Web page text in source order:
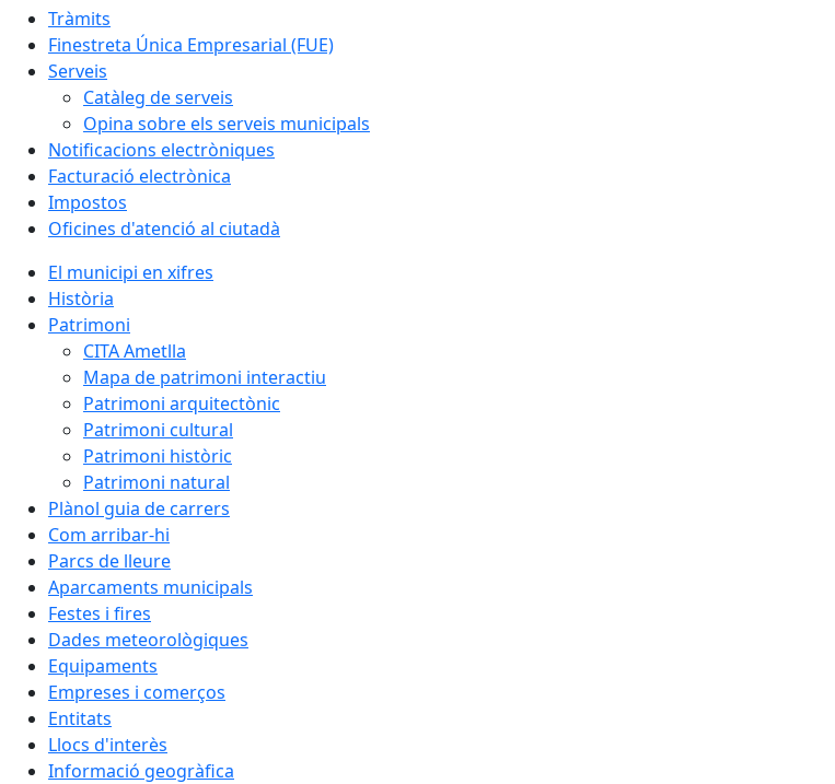
Tràmits
Finestreta Única Empresarial (FUE)
Serveis
Catàleg de serveis
Opina sobre els serveis municipals
Notificacions electròniques
Facturació electrònica
Impostos
Oficines d'atenció al ciutadà
El municipi en xifres
Història
Patrimoni
CITA Ametlla
Mapa de patrimoni interactiu
Patrimoni arquitectònic
Patrimoni cultural
Patrimoni històric
Patrimoni natural
Plànol guia de carrers
Com arribar-hi
Parcs de lleure
Aparcaments municipals
Festes i fires
Dades meteorològiques
Equipaments
Empreses i comerços
Entitats
Llocs d'interès
Informació geogràfica